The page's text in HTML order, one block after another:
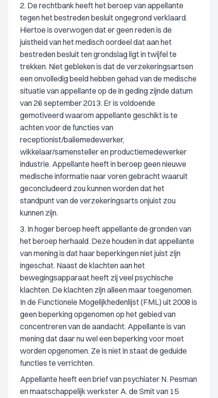
2. De rechtbank heeft het beroep van appellante
tegen het bestreden besluit ongegrond verklaard.
Hiertoe is overwogen dat er geen reden is de
juistheid van het medisch oordeel dat aan het
bestreden besluit ten grondslag ligt in twijfel te
trekken. Niet gebleken is dat de verzekeringsartsen
een onvolledig beeld hebben gehad van de medische
situatie van appellante op de in geding zijnde datum
van 26 september 2013. Er is voldoende
gemotiveerd waarom appellante geschikt is te
achten voor de functies van
receptionist/baliemedewerker,
wikkelaar/samensteller en productiemedewerker
industrie. Appellante heeft in beroep geen nieuwe
medische informatie naar voren gebracht waaruit
geconcludeerd zou kunnen worden dat het
standpunt van de verzekeringsarts onjuist zou
kunnen zijn.
3. In hoger beroep heeft appellante de gronden van
het beroep herhaald. Deze houden in dat appellante
van mening is dat haar beperkingen niet juist zijn
ingeschat. Naast de klachten aan het
bewegingsapparaat heeft zij veel psychische
klachten. De klachten zijn alleen maar toegenomen.
In de Functionele Mogelijkhedenlijst (FML) uit 2008 is
geen beperking opgenomen op het gebied van
concentreren van de aandacht. Appellante is van
mening dat daar nu wel een beperking voor moet
worden opgenomen. Ze is niet in staat de geduide
functies te verrichten.
Appellante heeft een brief van psychiater N. Pesman
en maatschappelijk werkster A. de Smit van 15